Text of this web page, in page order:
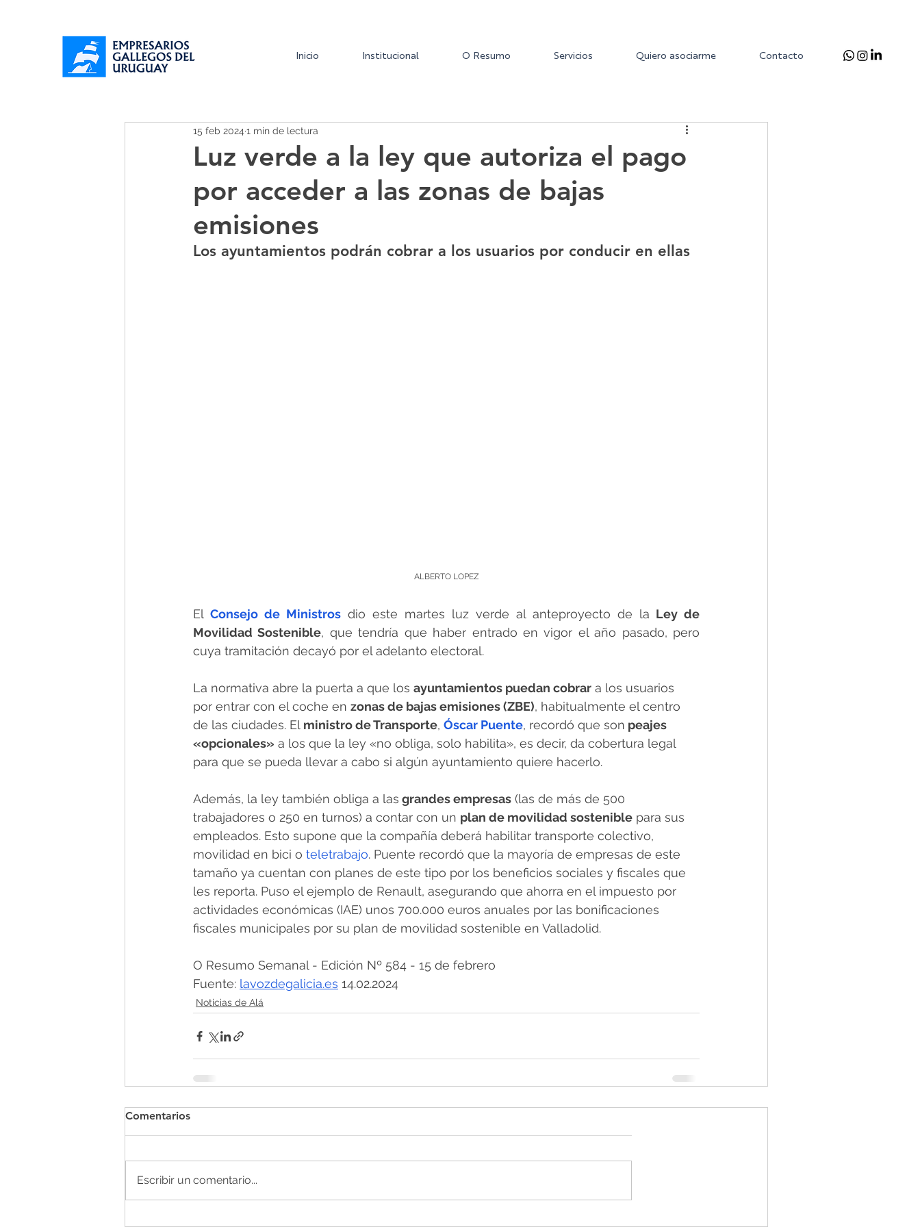
Inicio Institucional O Resumo Servicios Quiero asociarme Contacto
Luz verde a la ley que autoriza el pago
por acceder a las zonas de bajas
emisiones
15 feb 2024 1 min de lectura
Los ayuntamientos podrán cobrar a los usuarios por conducir en ellas
ALBERTO LOPEZ
El Consejo de Ministros dio este martes luz verde al anteproyecto de la Ley de
Movilidad Sostenible, que tendría que haber entrado en vigor el año pasado, pero
cuya tramitación decayó por el adelanto electoral.
La normativa abre la puerta a que los ayuntamientos puedan cobrar a los usuarios
por entrar con el coche en zonas de bajas emisiones (ZBE), habitualmente el centro
de las ciudades. El ministro de Transporte, Óscar Puente, recordó que son peajes
«opcionales» a los que la ley «no obliga, solo habilita», es decir, da cobertura legal
para que se pueda llevar a cabo si algún ayuntamiento quiere hacerlo.
Además, la ley también obliga a las grandes empresas (las de más de 500
trabajadores o 250 en turnos) a contar con un plan de movilidad sostenible para sus
empleados. Esto supone que la compañía deberá habilitar transporte colectivo,
movilidad en bici o teletrabajo. Puente recordó que la mayoría de empresas de este
tamaño ya cuentan con planes de este tipo por los beneficios sociales y fiscales que
les reporta. Puso el ejemplo de Renault, asegurando que ahorra en el impuesto por
actividades económicas (IAE) unos 700.000 euros anuales por las bonificaciones
fiscales municipales por su plan de movilidad sostenible en Valladolid.
O Resumo Semanal - Edición Nº 584 - 15 de febrero
Fuente: lavozdegalicia.es 14.02.2024
Noticias de Alá
Comentarios
Escribir un comentario...